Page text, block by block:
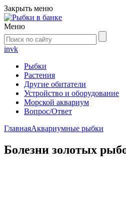
Закрыть меню
Меню
invk
Рыбки
Растения
Другие обитатели
Устройство и оборудование
Морской аквариум
Вопрос/Ответ
ГлавнаяАквариумные рыбки
Болезни золотых